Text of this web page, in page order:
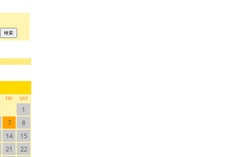
FRI SAT
1
7
8
14
15
21
22